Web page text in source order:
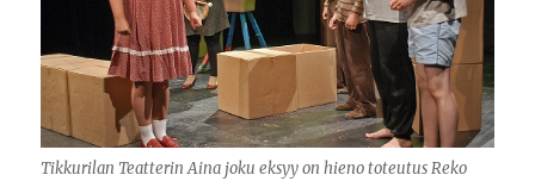
Tikkurilan Teatterin Aina joku eksyy on hieno toteutus Reko